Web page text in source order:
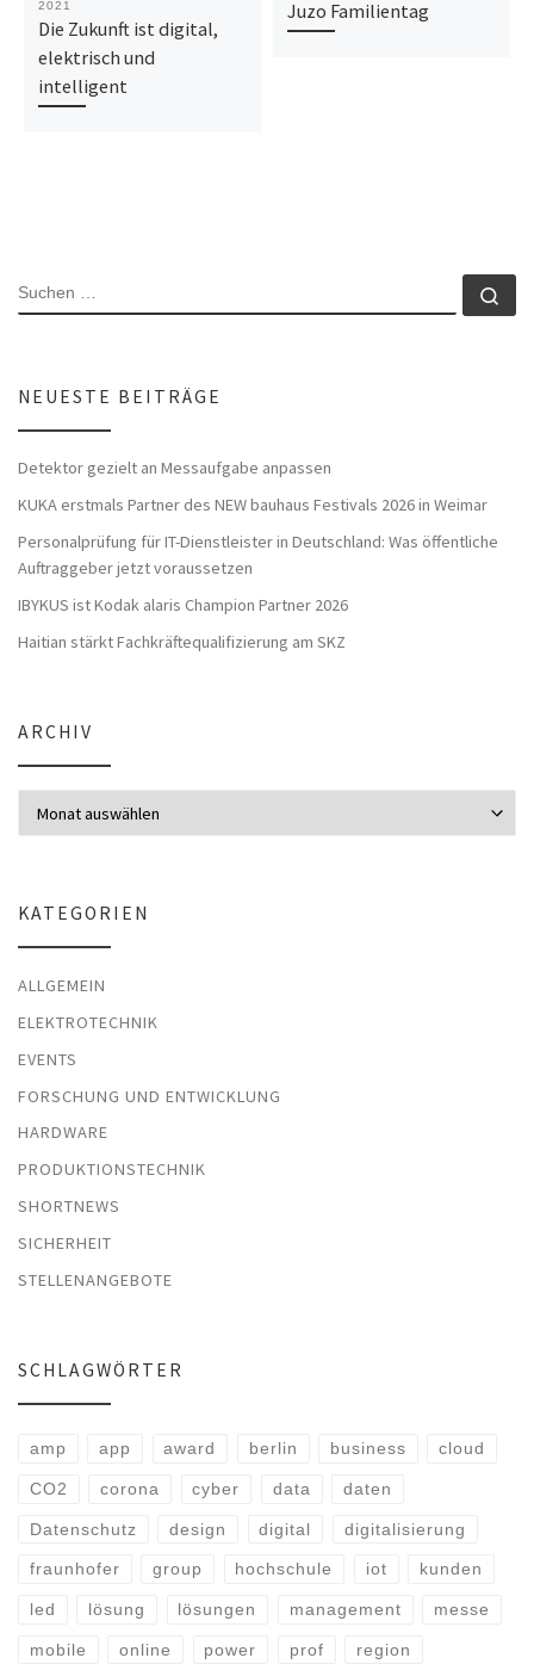
2021
Die Zukunft ist digital,
elektrisch und
intelligent
Juzo Familientag
SUCHE
NEUESTE BEITRÄGE
Detektor gezielt an Messaufgabe anpassen
KUKA erstmals Partner des NEW bauhaus Festivals 2026 in Weimar
Personalprüfung für IT-Dienstleister in Deutschland: Was öffentliche
Auftraggeber jetzt voraussetzen
IBYKUS ist Kodak alaris Champion Partner 2026
Haitian stärkt Fachkräftequalifizierung am SKZ
ARCHIV
KATEGORIEN
ALLGEMEIN
ELEKTROTECHNIK
EVENTS
FORSCHUNG UND ENTWICKLUNG
HARDWARE
PRODUKTIONSTECHNIK
SHORTNEWS
SICHERHEIT
STELLENANGEBOTE
SCHLAGWÖRTER
amp app award berlin business cloud
CO2 corona cyber data daten
Datenschutz design digital digitalisierung
fraunhofer group hochschule iot kunden
led lösung lösungen management messe
mobile online power prof region